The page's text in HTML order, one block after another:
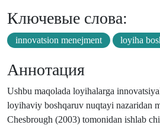
Ключевые слова:
innovatsion menejment loyiha
Аннотация
Ushbu maqolada loyihalarga
loyihaviy boshqaruv nuqtayi nazaridan
Chesbrough (2003) tomonidan ishlab